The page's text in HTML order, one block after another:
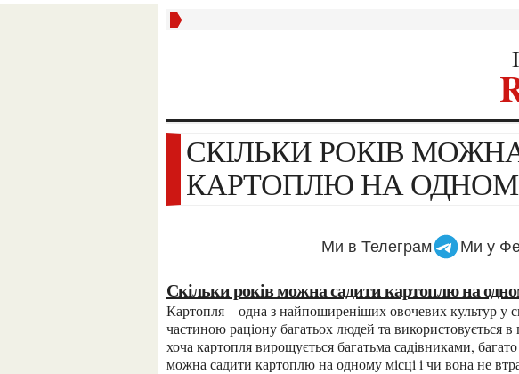
СКІЛЬКИ РОКІВ МОЖНА САДИТИ
КАРТОПЛЮ НА
Ми в Телеграм Ми у
Скільки років можна садити картоплю на
Картопля – одна з найпоширеніших овочевих культур у світі. Вона є важливою складовою
частиною раціону багатьох людей та використовується
хоча картопля вирощується багатьма садівниками,
можна садити картоплю на одному місці і чи вона не